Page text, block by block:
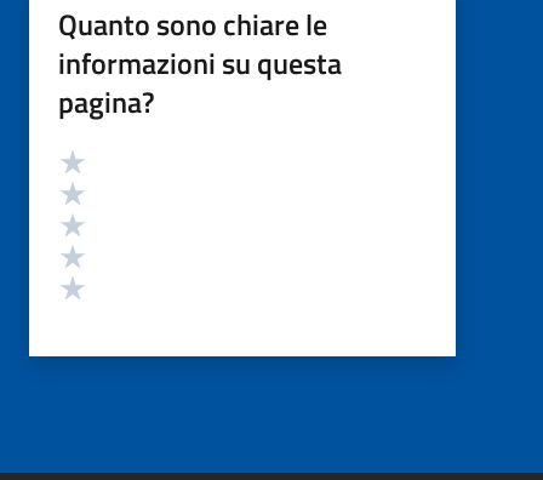
Quanto sono chiare le
informazioni su questa
pagina?
Valutazione